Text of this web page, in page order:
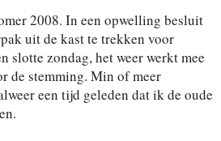
2008. In een opwelling besluit
uit de kast te trekken voor
slotte zondag, het weer werkt mee
de stemming. Min of meer
een tijd geleden dat ik de oude